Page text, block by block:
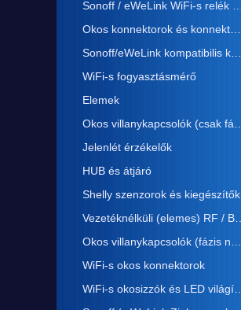
WiFi-s fogyasztásmérő
Elemek
Jelenlét érzékelők
HUB és átjáró
Shelly szenzorok és kiegészítők
WiFi-s okos konnektorok